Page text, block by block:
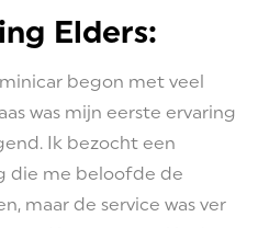
Elders:
begon met veel
was mijn eerste ervaring
Ik bezocht een
die me beloofde de
maar de service was ver